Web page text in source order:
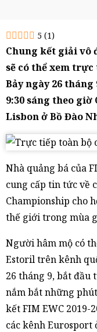
5 (1)
Chung kết giải vô
sẽ có thể xem
Bảy ngày 26
9:30 sáng theo
Lisbon ở Bồ Đào
Nhà quảng bá của
cung cấp tin tức về
Championship cho
thế giới trong mùa
Người hâm mộ có
Estoril trên kênh
26 tháng 9, bắt đầu
nắm bắt những
kết FIM EWC 2019-
các kênh Eurosport